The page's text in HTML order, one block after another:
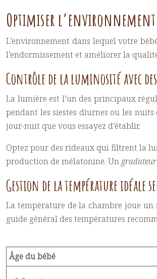
Optimiser
L’environnement dans lequel votre
l’endormissement et améliorer la
Contrôle de la luminosité avec
La lumière est l’un des principaux
pendant les siestes diurnes ou les
jour-nuit que vous essayez d’établir.
Optez pour des rideaux qui filtrent la
production de mélatonine. Un
Gestion de la température idéale
La température de la chambre joue
guide général des températures
Âge du bébé